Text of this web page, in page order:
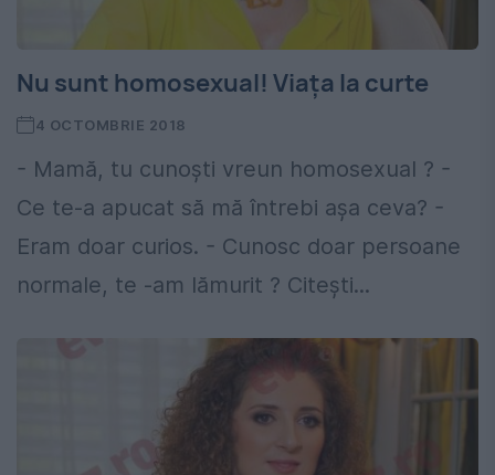
Nu sunt homosexual! Viața la curte
4 OCTOMBRIE 2018
- Mamă, tu cunoști vreun homosexual ? -
Ce te-a apucat să mă întrebi așa ceva? -
Eram doar curios. - Cunosc doar persoane
normale, te -am lămurit ? Citești...